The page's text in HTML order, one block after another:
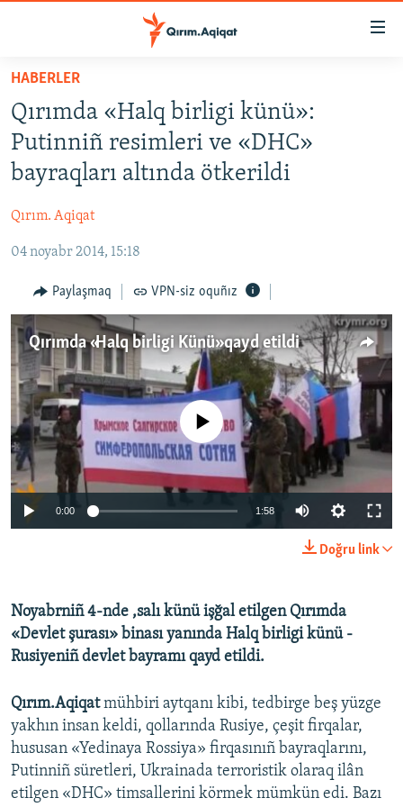
Esas
qaytmaq
Baş
navigatsiyağa
qaytmaq
Qıdıruvğa
HABERLER
SİYASET
İQTİSADİYAT
MEDENİYET
İNSAN AQLARI
VİDEO
SÜRET
BLOGLAR
FİKİR
Русский
Українською
QOŞULIÑIZ!
RFE/RS bütün saytları
HABERLER
Qırımda «Halq birligi künü»:
Putinniñ resimleri ve «DHC»
bayraqları altında ötkerildi
Qırım. Aqiqat
04 noyabr 2014, 15:18
Paylaşmaq VPN-siz oquñız
Qırımda «Halq birligi Künü» qayd etildi
No media source currently available
0:00 1:58
Doğru link
Noyabrniñ 4-nde ,salı künü işğal etilgen Qırımda
«Devlet şurası» binası yanında Halq birligi künü -
Rusiyeniñ devlet bayramı qayd etildi.
Qırım.Aqiqatmühbiri aytqanı kibi, tedbirge beş yüzge
yakhın insan keldi, qollarında Rusiye, çeşit firqalar,
hususan «Yedinaya Rossiya» firqasınıñ bayraqlarını,
Putinniñ süretleri, Ukrainada terroristik olaraq ilân
etilgen «DHC» timsallerini körmek mümkün edi. Bazı